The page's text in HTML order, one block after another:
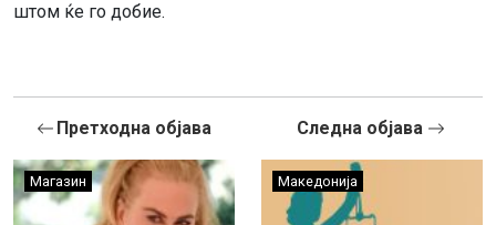
штом ќе го добие.
Претходна објава
Магазин
Следна објава
Македонија